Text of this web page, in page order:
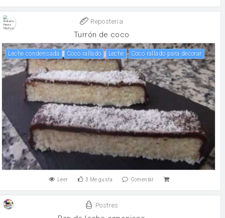
Reposteria
Turrón de coco
leche condensada Coco rallado leche Coco rallado para decorar
Leer 3 Me gusta Comentar
Postres